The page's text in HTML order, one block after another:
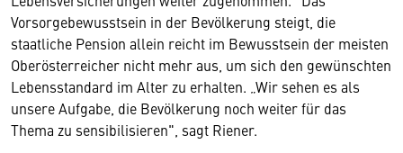
Vorsorgebewusstsein in der Bevölkerung steigt, die
staatliche Pension allein reicht im Bewusstsein der meisten
Oberösterreicher nicht mehr aus, um sich den gewünschten
Lebensstandard im Alter zu erhalten. „Wir sehen es als
unsere Aufgabe, die Bevölkerung noch weiter für das
Thema zu sensibilisieren", sagt Riener.